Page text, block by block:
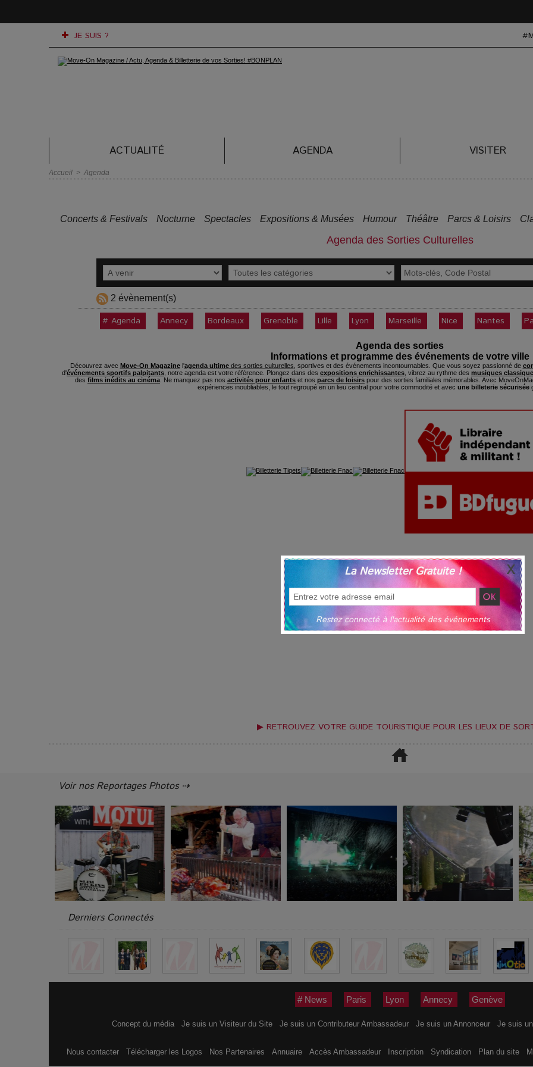
JE SUIS ?
ACTUALITÉ AGENDA VISITER
Accueil > Agenda
Concerts & Festivals Nocturne Spectacles Expositions & Musées Humour Théâtre Parcs & Loisirs
Agenda des Sorties Culturelles
2 évènement(s)
# Agenda Annecy Bordeaux Grenoble Lille Lyon Marseille Nice Nantes
Agenda des sorties
Informations et programme des événements de votre ville
Découvrez avec Move-On Magazinel'agenda ultimedes sorties culturelles , sportives et des événements incontournables. Que vous soyez passionné de
d'événements sportifs palpitants , notre agenda est votre référence. Plongez dans des expositions enrichissantes , vibrez au rythme des musiques
des films inédits au cinéma . Ne manquez pas nos activités pour enfants et nos parcs de loisirs pour des sorties familiales mémorables. Avec
expériences inoubliables, le tout regroupé en un lieu central pour votre commodité et avec une billeterie sécurisée
▶ RETROUVEZ VOTRE GUIDE TOURISTIQUE POUR LES LIEUX DE
Voir nos Reportages Photos ⇢
Derniers Connectés
# News Paris Lyon Annecy Genève
Concept du média Je suis un Visiteur du Site Je suis un Contributeur Ambassadeur Je suis un Annonceur Je suis
Nous contacter Télécharger les Logos Nos Partenaires Annuaire Accès Ambassadeur Inscription Syndication Plan du site
La Newsletter Gratuite !
Restez connecté à l'actualité des événements